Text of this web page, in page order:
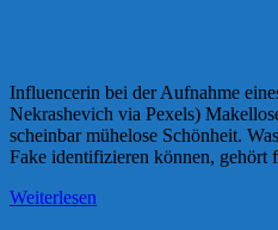
Influencerin bei der Aufnahme
Nekrashevich via Pexels)
scheinbar mühelose Schönheit.
Fake identifizieren können, gehört
Weiterlesen